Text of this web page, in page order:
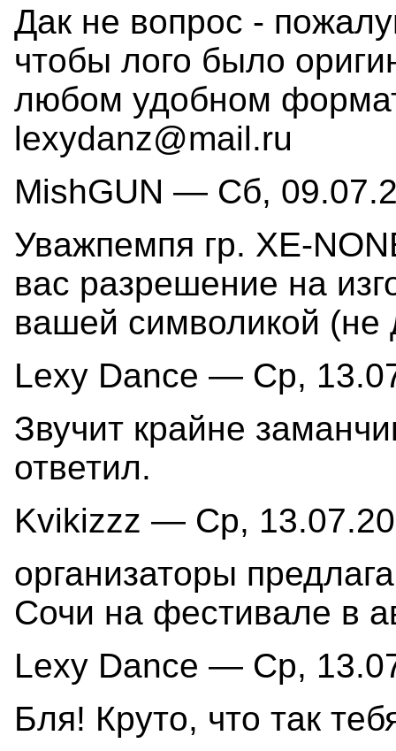
Дак не вопрос -
чтобы лого было
любом удобном
lexydanz@mail.ru
MishGUN — Сб,
Уважпемпя гр. XE-
вас разрешение на
вашей символикой (не
Lexy Dance — Ср,
Звучит крайне
ответил.
Kvikizzz — Ср,
организаторы
Сочи на фестивале в
Lexy Dance — Ср,
Бля! Круто, что так